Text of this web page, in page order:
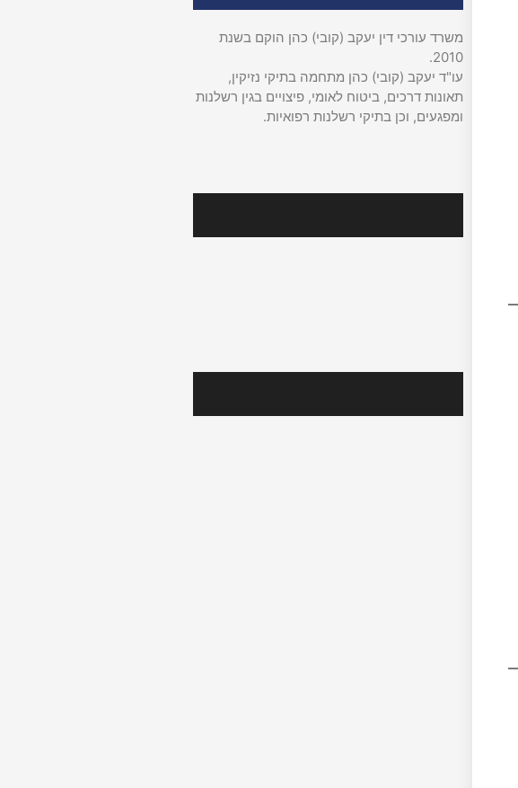
משרד עורכי דין יעקב (קובי) כהן הוקם בשנת
2010.
עו"ד יעקב (קובי) כהן מתחמה בתיקי נזיקין,
תאונות דרכים, ביטוח לאומי, פיצויים בגין רשלנות
ומפגעים, וכן בתיקי רשלנות רפואיות.